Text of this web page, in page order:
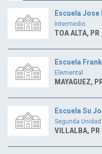
Escuela
Intermedio
TOA ALTA, PR
Escuela
Elemental
MAYAGUEZ,
Escuela Su
Segunda Unidad
VILLALBA, PR